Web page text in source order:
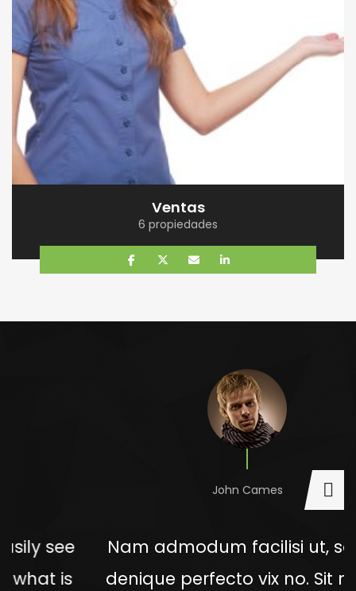
Ventas
6 propiedades
John Cames
Nam admodum facilisi ut, solum
denique perfecto vix no. Sit modo